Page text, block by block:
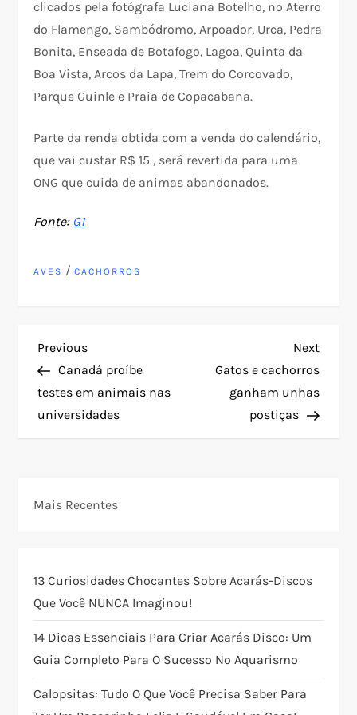
clicados pela fotógrafa Luciana Botelho, no Aterro
do Flamengo, Sambódromo, Arpoador, Urca, Pedra
Bonita, Enseada de Botafogo, Lagoa, Quinta da
Boa Vista, Arcos da Lapa, Trem do Corcovado,
Parque Guinle e Praia de Copacabana.
Parte da renda obtida com a venda do calendário,
que vai custar R$ 15 , será revertida para uma
ONG que cuida de animas abandonados.
Fonte: G1
AVES /CACHORROS
N
a
v
g
ç
ã
o
d
Previous
Post
Previous
Canadá proíbe
testes em animais nas
universidades
Next
Post
Next
Gatos e cachorros
ganham unhas
postiças
Mais Recentes
13 Curiosidades Chocantes Sobre Acarás-Discos
Que Você NUNCA Imaginou!
14 Dicas Essenciais Para Criar Acarás Disco: Um
Guia Completo Para O Sucesso No Aquarismo
Calopsitas: Tudo O Que Você Precisa Saber Para